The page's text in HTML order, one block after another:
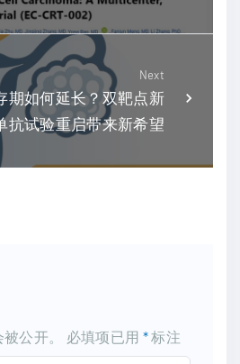
Next
期如何延长？双靶点新
抗试验重启带来新希望
公开。 必填项已用 *标注